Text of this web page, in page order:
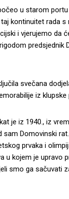
u starom
kontinuitet rada
i vjerujemo da
predsjednik
svečana
iz klupske
je iz 1940., iz
Domovinski
prvaka i
u kojem je upravo
smo ga sačuvati